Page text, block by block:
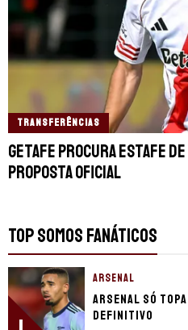
TRANSFERÊNCIAS
Getafe procura estafe de
proposta oficial
TOP SOMOS FANÁTICOS
ARSENAL
Arsenal só
definitivo